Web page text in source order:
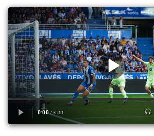
Palau Blaugrana
Estadi Johan Cruyff
Barça Cafe
Ciutat Esportiva
plusicon
más
Servicios
plusicon
más
SUB11 B
SUB10 A
SUB10 B
SUB9 A
SUB9 B
SUB8 A
Clasificación
Jugadores
Fotos
Palmarés
Cadete B
Infantil A
Infantil B
Mini
Calendario
Entradas
Resultados
Clasificaciones
Jugadores
Actualidad
Calendario
Resultados
Clasificaciones
Jugadores
Base
plusicon
más
Actualidad
Juvenil
Cadete A
Cadete B
PLUSICON
MÁS
Primer equipo
plusicon
más
Actualidad
Calendario
Barça Atlètic
plusicon
más